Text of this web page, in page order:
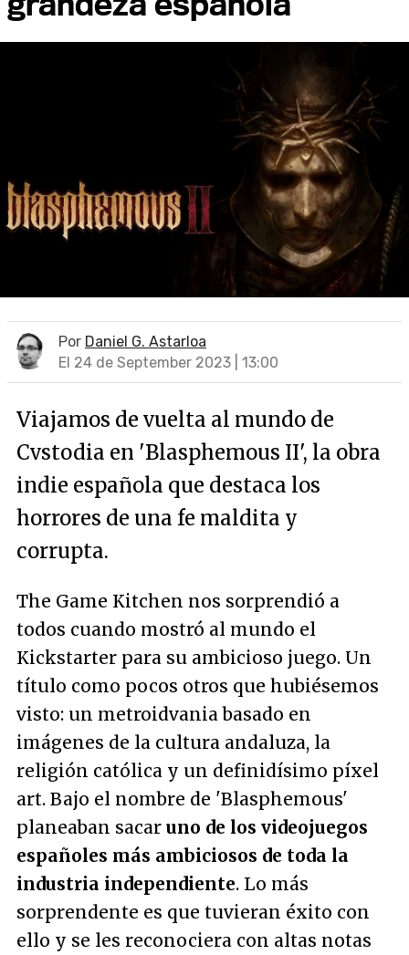
Por Daniel G. Astarloa
El 24 de September 2023 | 13:00
Viajamos de vuelta al mundo de
Cvstodia en 'Blasphemous II', la obra
indie española que destaca los
horrores de una fe maldita y
corrupta.
The Game Kitchen nos sorprendió a
todos cuando mostró al mundo el
Kickstarter para su ambicioso juego. Un
título como pocos otros que hubiésemos
visto: un metroidvania basado en
imágenes de la cultura andaluza, la
religión católica y un definidísimo píxel
art. Bajo el nombre de 'Blasphemous'
planeaban sacar uno de los videojuegos
españoles más ambiciosos de toda la
industria independiente. Lo más
sorprendente es que tuvieran éxito con
ello y se les reconociera con altas notas